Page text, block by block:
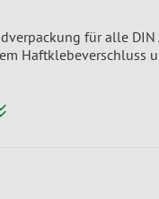
für alle DIN
Haftklebeverschluss